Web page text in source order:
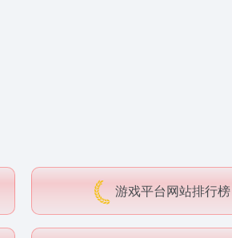
游戏平台网站排行榜